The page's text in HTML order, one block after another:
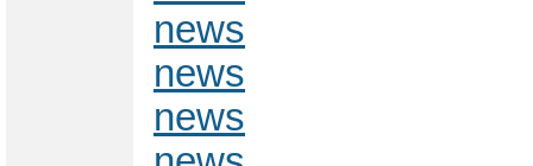
news
news
news